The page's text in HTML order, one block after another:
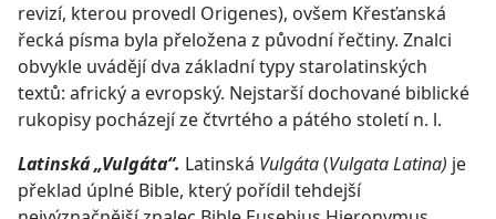
revizí, kterou provedl Origenes), ovšem Křesťanská
řecká písma byla přeložena z původní řečtiny. Znalci
obvykle uvádějí dva základní typy starolatinských
textů: africký a evropský. Nejstarší dochované biblické
rukopisy pocházejí ze čtvrtého a pátého století n. l.
Latinská „Vulgáta“. Latinská Vulgáta(Vulgata Latina) je
překlad úplné Bible, který pořídil tehdejší